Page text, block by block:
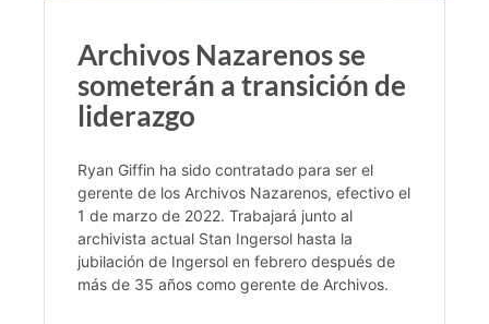
Archivos Nazarenos se
someterán a transición de
liderazgo
Ryan Giffin ha sido contratado para ser el
gerente de los Archivos Nazarenos, efectivo el
1 de marzo de 2022. Trabajará junto al
archivista actual Stan Ingersol hasta la
jubilación de Ingersol en febrero después de
más de 35 años como gerente de Archivos.